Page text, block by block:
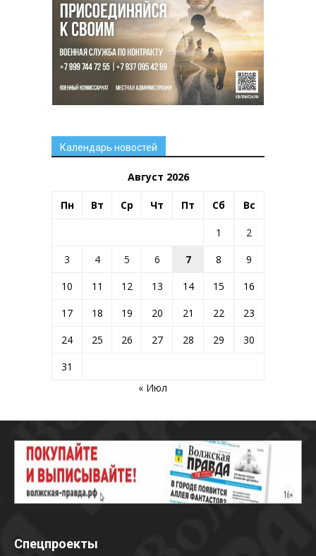
Календарь новостей
Август 2026
Пн Вт Ср Чт Пт Сб Вс
1
2
3
4 5 6 7 8
9
10
11 12 13 14 15
16
17
18 19 20 21 22
23
24
25 26 27 28 29
30
31
« Июл
Спецпроекты